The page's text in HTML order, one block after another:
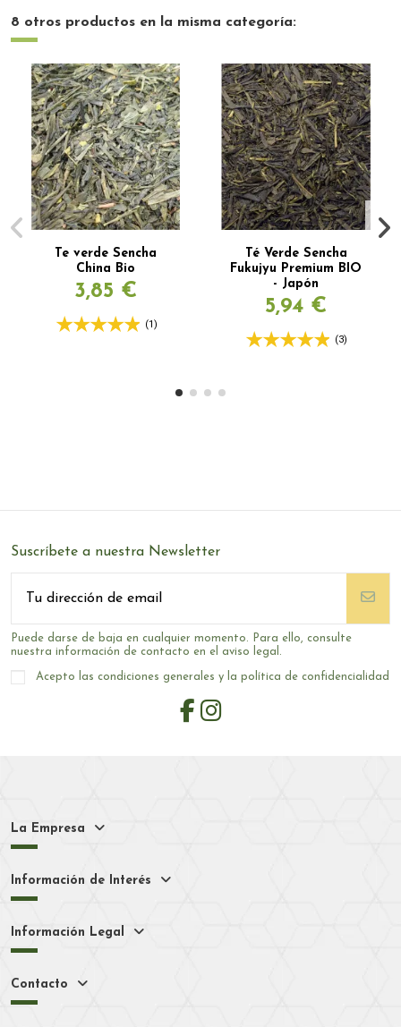
8 otros productos en la misma categoría:
Te verde Sencha
China Bio
3,85 €
(1)
Té Verde Sencha
Fukujyu Premium BIO
- Japón
5,94 €
(3)
Suscríbete a nuestra Newsletter
Puede darse de baja en cualquier momento. Para ello, consulte
nuestra información de contacto en el aviso legal.
Acepto las condiciones generales y la política de confidencialidad
La Empresa
Información de Interés
Información Legal
Contacto